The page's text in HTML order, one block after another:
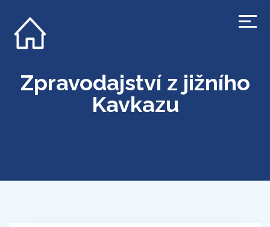
Zpravodajství z jižního
Kavkazu